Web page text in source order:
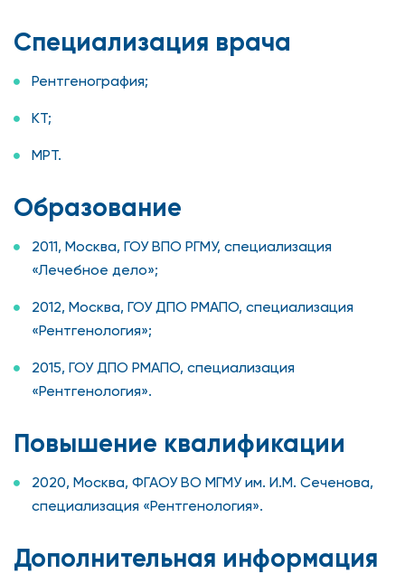
Специализация врача
Рентгенография;
КТ;
МРТ.
Образование
2011, Москва, ГОУ ВПО РГМУ, специализация
«Лечебное дело»;
2012, Москва, ГОУ ДПО РМАПО, специализация
«Рентгенология»;
2015, ГОУ ДПО РМАПО, специализация
«Рентгенология».
Повышение квалификации
2020, Москва, ФГАОУ ВО МГМУ им. И.М. Сеченова,
специализация «Рентгенология».
Дополнительная информация